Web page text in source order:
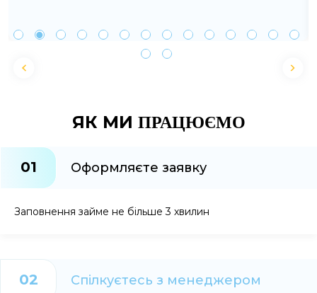
ЯК МИ ПРАЦЮЄМО
01 Оформляєте заявку
Заповнення займе не більше 3 хвилин
02 Спілкуєтесь з менеджером